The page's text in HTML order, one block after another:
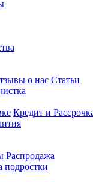
о нас Статьи
Кредит и
Распродажа
подростки